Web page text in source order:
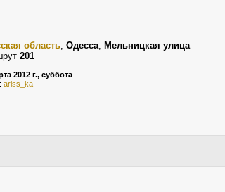
область, Одесса, Мельницкая улица
201
2012 г., суббота
ariss_ka